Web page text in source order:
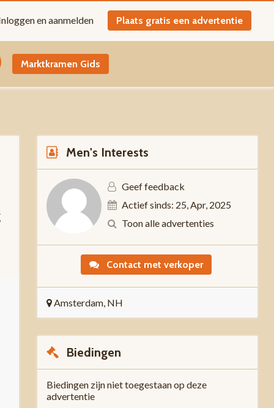
en aanmelden Plaats gratis een advertentie
Marktkramen Gids
Men's Interests
Geef feedback
Actief sinds: 25, Apr, 2025
Toon alle advertenties
Contact met verkoper
Amsterdam, NH
Biedingen
Biedingen zijn niet toegestaan op deze
advertentie